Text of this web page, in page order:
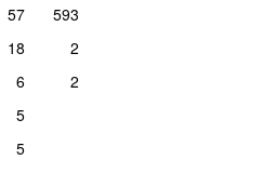
57
593
18
2
6
2
5
5